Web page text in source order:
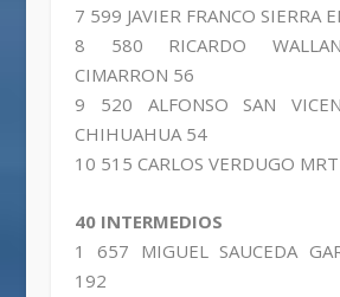
7 599 JAVIER FRANCO SIERRA
8 580 RICARDO
CIMARRON 56
9 520 ALFONSO SAN
CHIHUAHUA 54
10 515 CARLOS VERDUGO
40 INTERMEDIOS
1 657 MIGUEL SAUCEDA
192